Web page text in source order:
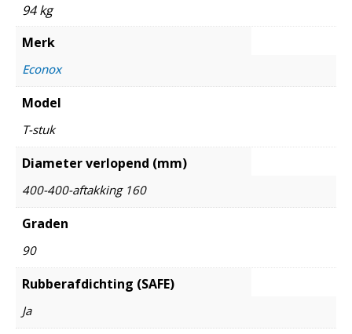
94 kg
Merk
Econox
Model
T-stuk
Diameter verlopend (mm)
400-400-aftakking 160
Graden
90
Rubberafdichting (SAFE)
Ja